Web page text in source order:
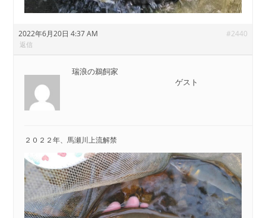
2022年6月20日 4:37 AM #2440
返信
瑞浪の鵜飼家
ゲスト
２０２２年、馬瀬川上流解禁